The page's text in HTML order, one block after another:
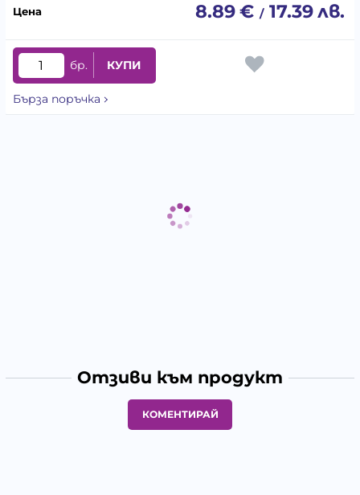
8.89€ / 17.39лв.
бр. КУПИ
Бърза поръчка
Отзиви към продукт
КОМЕНТИРАЙ